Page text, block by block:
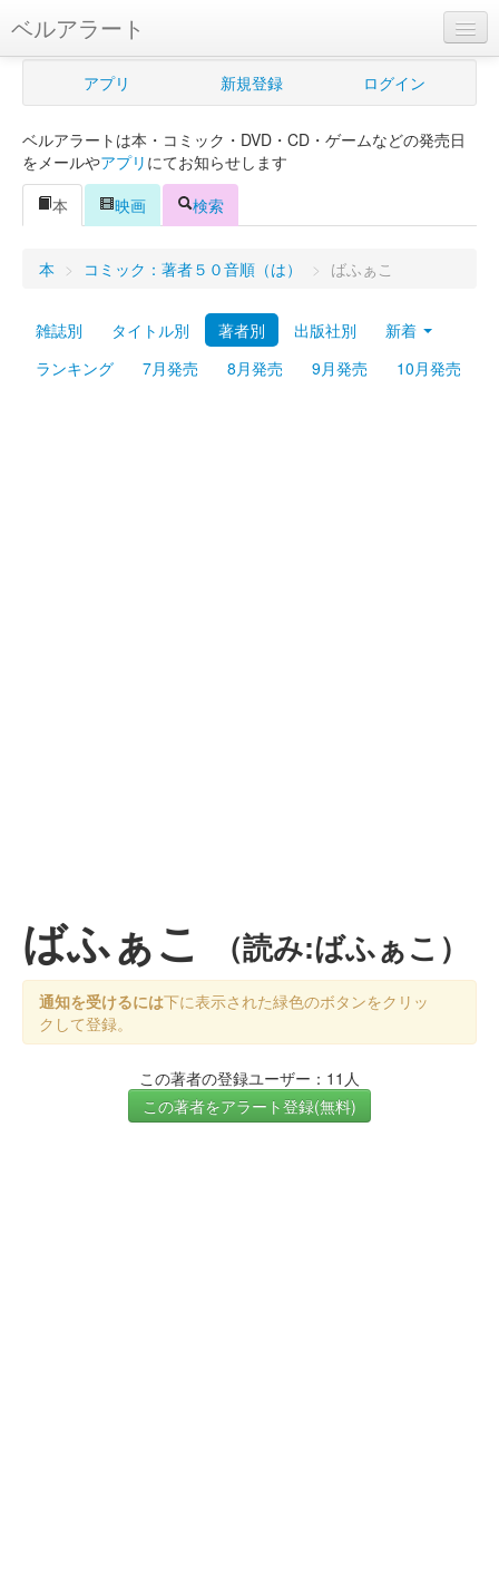
ベルアラート
ベルアラートとは
新規登録
ログイン
Myシェルフ
プレミアム
アプリ 新規登録 ログイン
ベルアラートは本・コミック・DVD・CD・ゲームなどの発売日
をメールやアプリ にてお知らせします
本
映画 検索
本 > コミック：著者５０音順（は） > ばふぁこ
雑誌別 タイトル別 著者別 出版社別
新着
ランキング
7月発売 8月発売 9月発売 10月発売
ばふぁこ （読み:ばふぁこ）
通知を受けるには下に表示された緑色のボタンをクリッ
クして登録。
この著者の登録ユーザー：11人
この著者をアラート登録(無料)